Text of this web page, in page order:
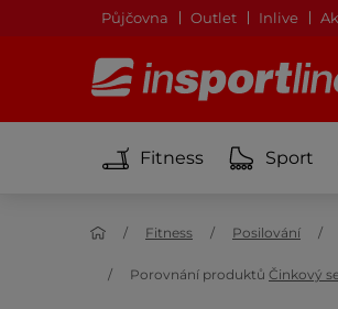
Půjčovna Outlet Inlive
Fitness Sport
Fitness Posilování
Porovnání produktů Činkový